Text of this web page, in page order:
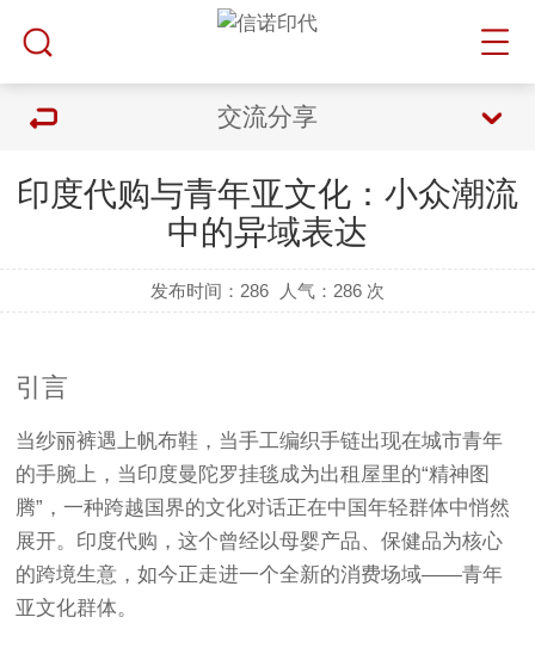
交流分享
印度代购与青年亚文化：小众潮流
中的异域表达
发布时间：286 人气： 286 次
引言
当纱丽裤遇上帆布鞋，当手工编织手链出现在城市青年
的手腕上，当印度曼陀罗挂毯成为出租屋里的“精神图
腾”，一种跨越国界的文化对话正在中国年轻群体中悄然
展开。印度代购，这个曾经以母婴产品、保健品为核心
的跨境生意，如今正走进一个全新的消费场域——青年
亚文化群体。